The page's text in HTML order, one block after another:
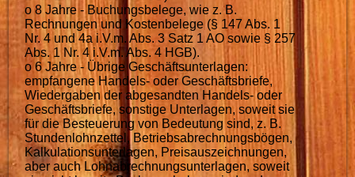
o 8 Jahre - Buchungsbelege, wie z. B.
Rechnungen und Kostenbelege (§ 147 Abs. 1
Nr. 4 und 4a i.V.m. Abs. 3 Satz 1 AO sowie § 257
Abs. 1 Nr. 4 i.V.m. Abs. 4 HGB).
o 6 Jahre - Übrige Geschäftsunterlagen:
empfangene Handels- oder Geschäftsbriefe,
Wiedergaben der abgesandten Handels- oder
Geschäftsbriefe, sonstige Unterlagen, soweit sie
für die Besteuerung von Bedeutung sind, z. B.
Stundenlohnzettel, Betriebsabrechnungsbögen,
Kalkulationsunterlagen, Preisauszeichnungen,
aber auch Lohnabrechnungsunterlagen, soweit